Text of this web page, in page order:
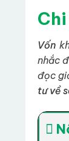
Vốn
nhắc
đọc
tư về